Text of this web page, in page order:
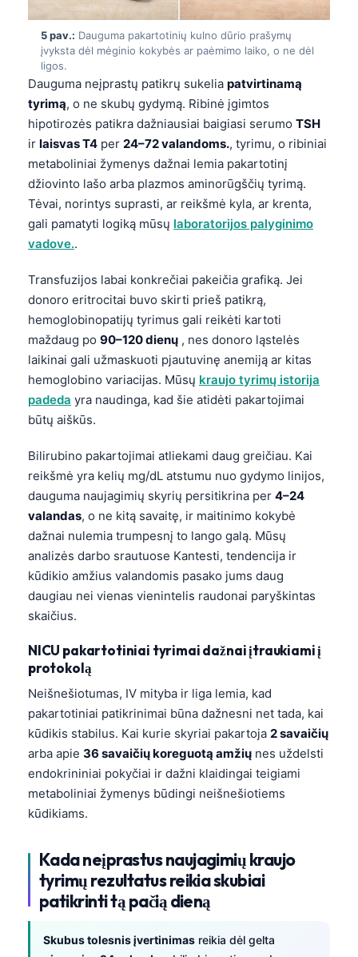
5 pav.: Dauguma pakartotinių kulno dūrio prašymų
įvyksta dėl mėginio kokybės ar paėmimo laiko, o ne dėl
ligos.
Dauguma neįprastų patikrų sukelia patvirtinamą
tyrimą, o ne skubų gydymą. Ribinė įgimtos
hipotirozės patikra dažniausiai baigiasi serumo TSH
ir laisvas T4 per 24–72 valandoms., tyrimu, o ribiniai
metaboliniai žymenys dažnai lemia pakartotinį
džiovinto lašo arba plazmos aminorūgščių tyrimą.
Tėvai, norintys suprasti, ar reikšmė kyla, ar krenta,
gali pamatyti logiką mūsų laboratorijos palyginimo
vadove..
Transfuzijos labai konkrečiai pakeičia grafiką. Jei
donoro eritrocitai buvo skirti prieš patikrą,
hemoglobinopatijų tyrimus gali reikėti kartoti
maždaug po 90–120 dienų , nes donoro ląstelės
laikinai gali užmaskuoti pjautuvinę anemiją ar kitas
hemoglobino variacijas. Mūsų kraujo tyrimų istorija
padeda yra naudinga, kad šie atidėti pakartojimai
būtų aiškūs.
Bilirubino pakartojimai atliekami daug greičiau. Kai
reikšmė yra kelių mg/dL atstumu nuo gydymo linijos,
dauguma naujagimių skyrių persitikrina per 4–24
valandas, o ne kitą savaitę, ir maitinimo kokybė
dažnai nulemia trumpesnį to lango galą. Mūsų
analizės darbo srautuose Kantesti, tendencija ir
kūdikio amžius valandomis pasako jums daug
daugiau nei vienas vienintelis raudonai paryškintas
skaičius.
NICU pakartotiniai tyrimai dažnai įtraukiami į
protokolą
Neišnešiotumas, IV mityba ir liga lemia, kad
pakartotiniai patikrinimai būna dažnesni net tada, kai
kūdikis stabilus. Kai kurie skyriai pakartoja 2 savaičių
arba apie 36 savaičių koreguotą amžių nes uždelsti
endokrininiai pokyčiai ir dažni klaidingai teigiami
metaboliniai žymenys būdingi neišnešiotiems
kūdikiams.
Kada neįprastus naujagimių kraujo
tyrimų rezultatus reikia skubiai
patikrinti tą pačią dieną
Skubus tolesnis įvertinimas reikia dėl gelta
ພາສາລາວ
Cebuano
ئۇيغۇرچە
Татар теле
Беларуская мова
Esperanto
Frysk
Ślōnskŏ gŏdka
Norsk bokmål